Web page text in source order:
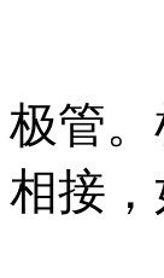
极管
相接